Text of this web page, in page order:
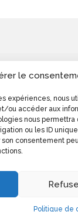
le
expériences, nous
ou accéder aux
nous
ou les ID
consentement
Politique de
Ducrot